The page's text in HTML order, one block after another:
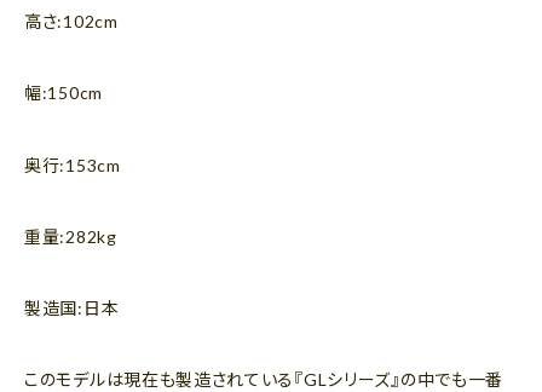
高さ:102cm
幅:150cm
奥行:153cm
重量:282kg
製造国:日本
このモデルは現在も製造されている『GLシリーズ』の中でも一番